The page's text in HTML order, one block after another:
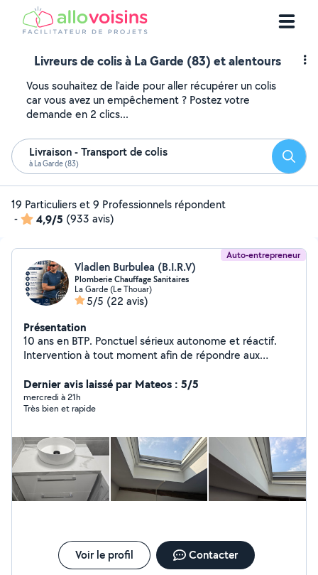
Livreurs de colis à La Garde (83) et alentours
Vous souhaitez de l'aide pour aller récupérer un colis
car vous avez un empêchement ? Postez votre
demande en 2 clics...
Livraison - Transport de colis
à La Garde (83)
19 Particuliers et 9 Professionnels répondent
-
4,9/5 (933 avis)
Auto-entrepreneur
Vladlen Burbulea (B.I.R.V)
Plomberie Chauffage Sanitaires
La Garde (Le Thouar)
5/5 (22 avis)
Présentation
10 ans en BTP. Ponctuel sérieux autonome et réactif.
Intervention à tout moment afin de répondre aux
satisfaite en effectuant un travail de qualité et dans le
délai prévu avec un prix correct.
Dernier avis laissé par Mateos : 5/5
mercredi à 21h
Très bien et rapide
Voir le profil Contacter